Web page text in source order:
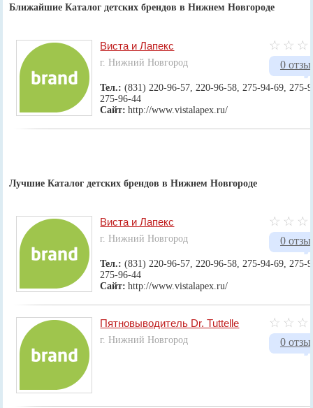
Ближайшие Каталог детских брендов в Нижнем Новгороде
0
Виста и Лапекс
г. Нижний Новгород
Тел.:(831) 220-96-57, 220-96-58, 275-94-69, 275-
275-96-44
Сайт: http://www.vistalapex.ru/
Лучшие Каталог детских брендов в Нижнем Новгороде
0
Виста и Лапекс
г. Нижний Новгород
Тел.:(831) 220-96-57, 220-96-58, 275-94-69, 275-
275-96-44
Сайт: http://www.vistalapex.ru/
0
Пятновыводитель Dr. Tuttelle
г. Нижний Новгород